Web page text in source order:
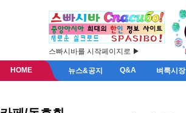
스빠시바를 시작페이지로 ▶
HOME 뉴스&공지 Q&A 벼룩시장